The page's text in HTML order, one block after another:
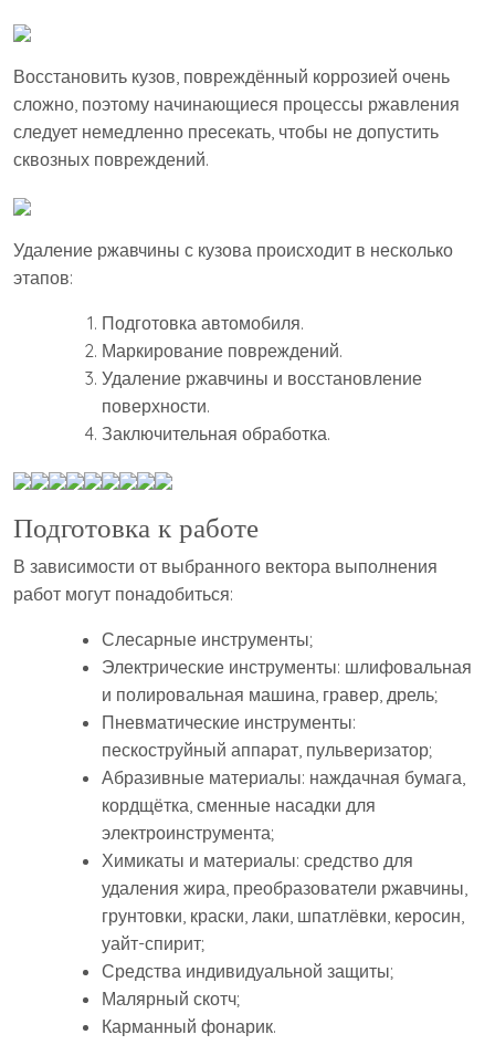
Восстановить кузов, повреждённый коррозией очень
сложно, поэтому начинающиеся процессы ржавления
следует немедленно пресекать, чтобы не допустить
сквозных повреждений.
Удаление ржавчины с кузова происходит в несколько
этапов:
Подготовка автомобиля.
Маркирование повреждений.
Удаление ржавчины и восстановление
поверхности.
Заключительная обработка.
Подготовка к работе
В зависимости от выбранного вектора выполнения
работ могут понадобиться:
Слесарные инструменты;
Электрические инструменты: шлифовальная
и полировальная машина, гравер, дрель;
Пневматические инструменты:
пескоструйный аппарат, пульверизатор;
Абразивные материалы: наждачная бумага,
кордщётка, сменные насадки для
электроинструмента;
Химикаты и материалы: средство для
удаления жира, преобразователи ржавчины,
грунтовки, краски, лаки, шпатлёвки, керосин,
уайт-спирит;
Средства индивидуальной защиты;
Малярный скотч;
Карманный фонарик.